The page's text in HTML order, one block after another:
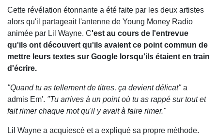
Cette révélation étonnante a été faite par les deux artistes
alors qu'il partageait l'antenne de Young Money Radio
animée par Lil Wayne. C'est au cours de l'entrevue
qu'ils ont découvert qu'ils avaient ce point commun de
mettre leurs textes sur Google lorsqu'ils étaient en train
d'écrire.
"Quand tu as tellement de titres, ça devient délicat"a
admis Em'. "Tu arrives à un point où tu as rappé sur tout et
fait rimer chaque mot qu'il y avait à faire rimer."
Lil Wayne a acquiescé et a expliqué sa propre méthode.